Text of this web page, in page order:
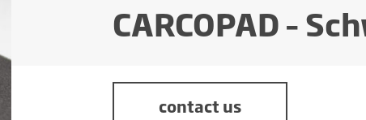
CARCOPAD –
contact us